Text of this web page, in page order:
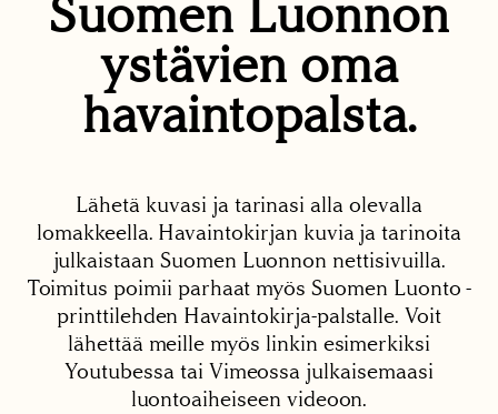
Suomen Luonnon
ystävien oma
havaintopalsta.
Lähetä kuvasi ja tarinasi alla olevalla
lomakkeella. Havaintokirjan kuvia ja tarinoita
julkaistaan Suomen Luonnon nettisivuilla.
Toimitus poimii parhaat myös Suomen Luonto -
printtilehden Havaintokirja-palstalle. Voit
lähettää meille myös linkin esimerkiksi
Youtubessa tai Vimeossa julkaisemaasi
luontoaiheiseen videoon.